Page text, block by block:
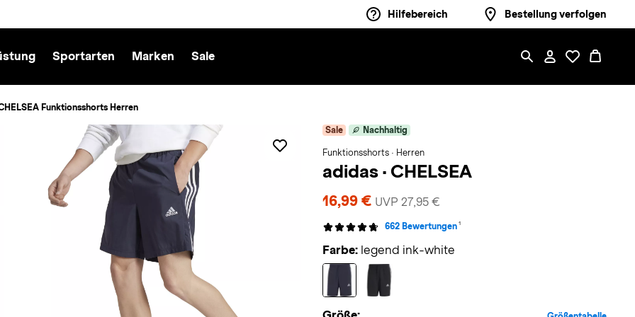
Hilfebereich Bestellung verfolgen
Sportarten Marken Sale
Funktionsshorts Herren
Sale Nachhaltig
Funktionsshorts · Herren
adidas · CHELSEA
16,99 € UVP 27,95 €
662 Bewertungen 1
Farbe: legend ink-white